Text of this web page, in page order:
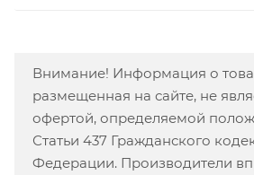
Внимание! Информация о
размещенная на сайте, не
офертой, определяемой
Статьи 437 Гражданского
Федерации. Производители